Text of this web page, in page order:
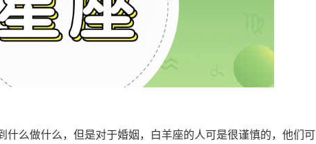
什么做什么，但是对于婚姻，白羊座的人可是很谨慎的，他们可